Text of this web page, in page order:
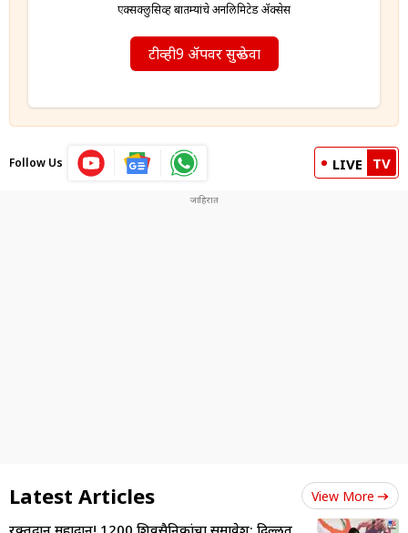
एक्सक्लुसिव्ह बातम्यांचे अनलिमिटेड अ‍ॅक्सेस
टीव्ही9 अ‍ॅपवर सुरू ठेवा
Follow Us LIVE TV
Latest Articles View More
रक्तदान महादान! 1200 शिवसैनिकांचा समावेश; दिल्लीत